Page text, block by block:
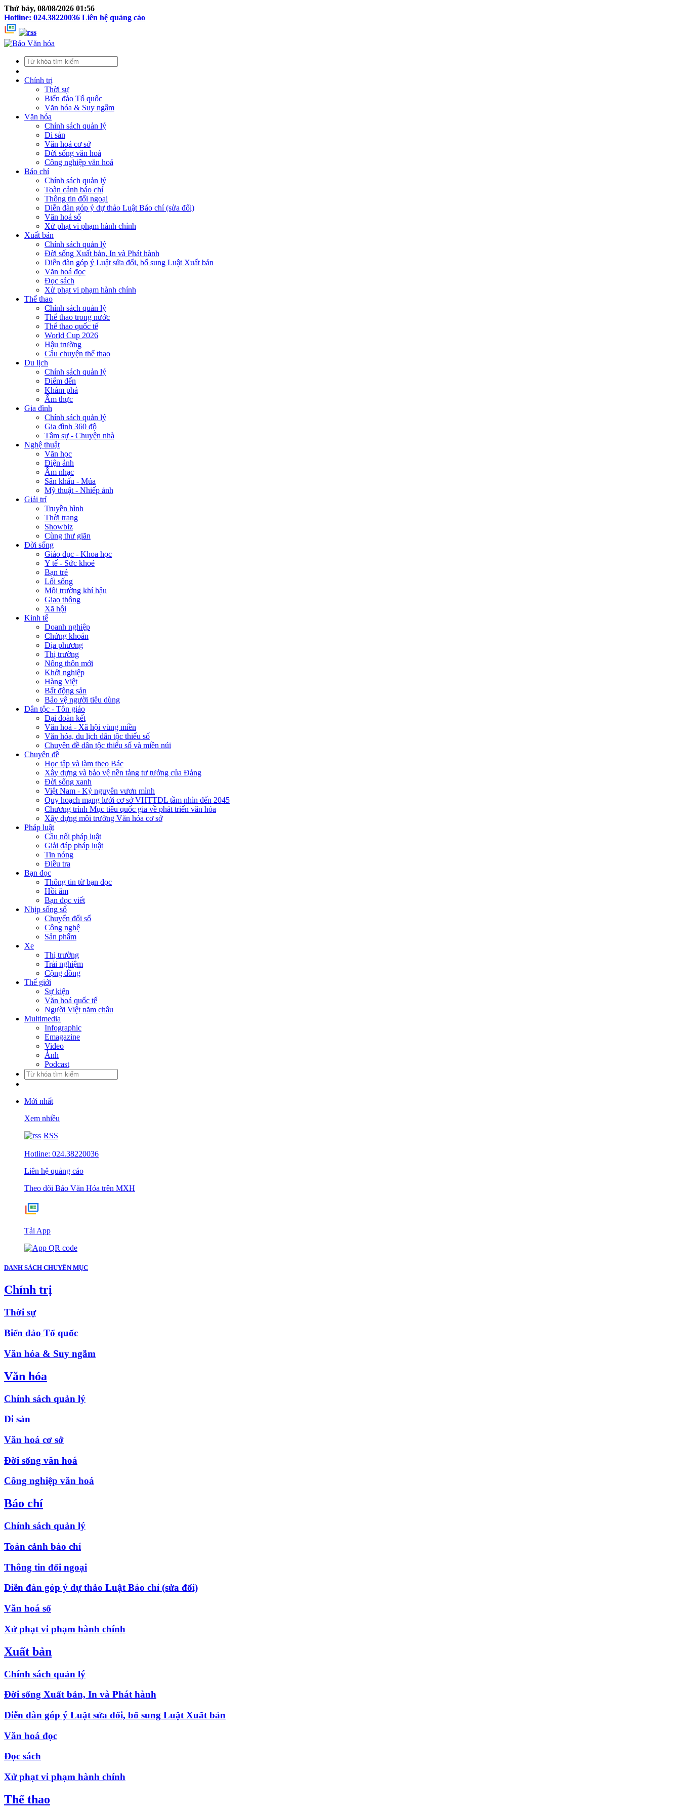
Thứ bảy, 08/08/2026 01:56
Hotline: 024.38220036 Liên hệ quảng cáo
Chính trị
Thời sự
Biển đảo Tổ quốc
Văn hóa & Suy ngẫm
Văn hóa
Chính sách quản lý
Di sản
Văn hoá cơ sở
Đời sống văn hoá
Công nghiệp văn hoá
Báo chí
Chính sách quản lý
Toàn cảnh báo chí
Thông tin đối ngoại
Diễn đàn góp ý dự thảo Luật Báo chí (sửa đổi)
Văn hoá số
Xử phạt vi phạm hành chính
Xuất bản
Chính sách quản lý
Đời sống Xuất bản, In và Phát hành
Diễn đàn góp ý Luật sửa đổi, bổ sung Luật Xuất bản
Văn hoá đọc
Đọc sách
Xử phạt vi phạm hành chính
Thể thao
Chính sách quản lý
Thể thao trong nước
Thể thao quốc tế
World Cup 2026
Hậu trường
Câu chuyện thể thao
Du lịch
Chính sách quản lý
Điểm đến
Khám phá
Ẩm thực
Gia đình
Chính sách quản lý
Gia đình 360 độ
Tâm sự - Chuyện nhà
Nghệ thuật
Văn học
Điện ảnh
Âm nhạc
Sân khấu - Múa
Mỹ thuật - Nhiếp ảnh
Giải trí
Truyền hình
Thời trang
Showbiz
Cùng thư giãn
Đời sống
Giáo dục - Khoa học
Y tế - Sức khoẻ
Bạn trẻ
Lối sống
Môi trường khí hậu
Giao thông
Xã hội
Kinh tế
Doanh nghiệp
Chứng khoán
Địa phương
Thị trường
Nông thôn mới
Khởi nghiệp
Hàng Việt
Bất động sản
Bảo vệ người tiêu dùng
Dân tộc - Tôn giáo
Đại đoàn kết
Văn hoá - Xã hội vùng miền
Văn hóa, du lịch dân tộc thiểu số
Chuyên đề dân tộc thiểu số và miền núi
Chuyên đề
Học tập và làm theo Bác
Xây dựng và bảo vệ nền tảng tư tưởng của Đảng
Đời sống xanh
Việt Nam - Kỷ nguyên vươn mình
Quy hoạch mạng lưới cơ sở VHTTDL tầm nhìn đến 2045
Chương trình Mục tiêu quốc gia về phát triển văn hóa
Xây dựng môi trường Văn hóa cơ sở
Pháp luật
Cầu nối pháp luật
Giải đáp pháp luật
Tin nóng
Điều tra
Bạn đọc
Thông tin từ bạn đọc
Hồi âm
Bạn đọc viết
Nhịp sống số
Chuyển đổi số
Công nghệ
Sản phẩm
Xe
Thị trường
Trải nghiệm
Cộng đồng
Thế giới
Sự kiện
Văn hoá quốc tế
Người Việt năm châu
Multimedia
Infographic
Emagazine
Video
Ảnh
Podcast
Mới nhất
Xem nhiều
RSS
Hotline: 024.38220036
Liên hệ quảng cáo
Theo dõi Báo Văn Hóa trên MXH
Tải App
DANH SÁCH CHUYÊN MỤC
Chính trị
Thời sự
Biển đảo Tổ quốc
Văn hóa & Suy ngẫm
Văn hóa
Chính sách quản lý
Di sản
Văn hoá cơ sở
Đời sống văn hoá
Công nghiệp văn hoá
Báo chí
Chính sách quản lý
Toàn cảnh báo chí
Thông tin đối ngoại
Diễn đàn góp ý dự thảo Luật Báo chí (sửa đổi)
Văn hoá số
Xử phạt vi phạm hành chính
Xuất bản
Chính sách quản lý
Đời sống Xuất bản, In và Phát hành
Diễn đàn góp ý Luật sửa đổi, bổ sung Luật Xuất bản
Văn hoá đọc
Đọc sách
Xử phạt vi phạm hành chính
Thể thao